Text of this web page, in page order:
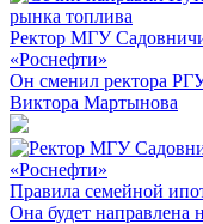
Ректор МГУ
«Роснефти»
Он сменил ректора
Виктора Мартынова
Правила семейной
Она будет направлена